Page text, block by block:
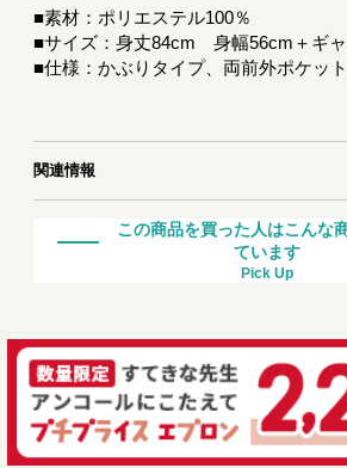
■素材：ポリエステル100％
■サイズ：身丈84cm 身幅56cm＋ギ
■仕様：かぶりタイプ、両前外ポケッ
関連情報
この商品を買った人はこんな
ています
Pick Up